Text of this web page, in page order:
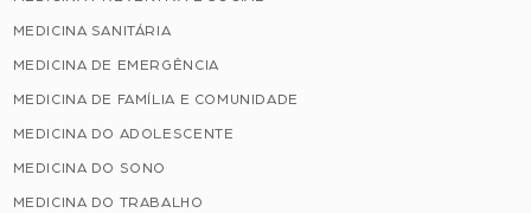
MEDICINA SANITÁRIA
MEDICINA DE EMERGÊNCIA
MEDICINA DE FAMÍLIA E COMUNIDADE
MEDICINA DO ADOLESCENTE
MEDICINA DO SONO
MEDICINA DO TRABALHO